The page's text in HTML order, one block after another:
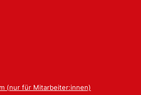
(nur für Mitarbeiter:innen)